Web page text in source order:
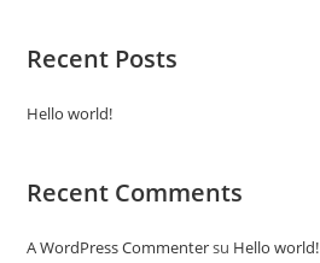
Recent Posts
Hello world!
Recent Comments
A WordPress Commentersu Hello world!